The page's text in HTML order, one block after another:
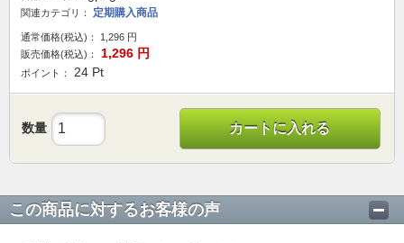
関連カテゴリ： 定期購入商品
通常価格(税込)： 1,296 円
販売価格(税込)：
1,296 円
ポイント： 24 Pt
数量 カートに入れる
この商品に対するお客様の声